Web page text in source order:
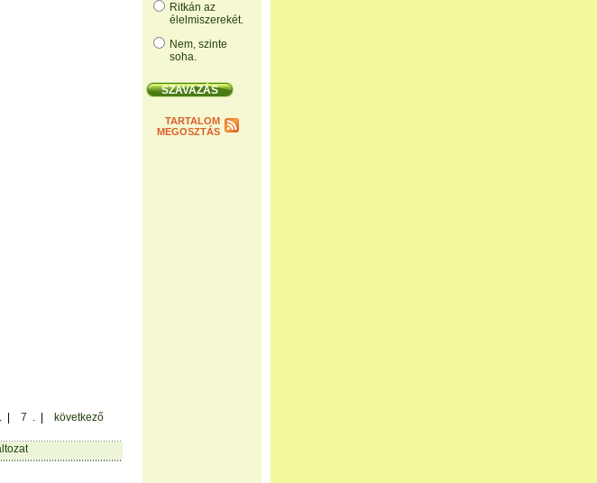
Ritkán az
élelmiszerekét.
Nem, szinte
soha.
TARTALOM
MEGOSZTÁS
. | 7 . |
következő